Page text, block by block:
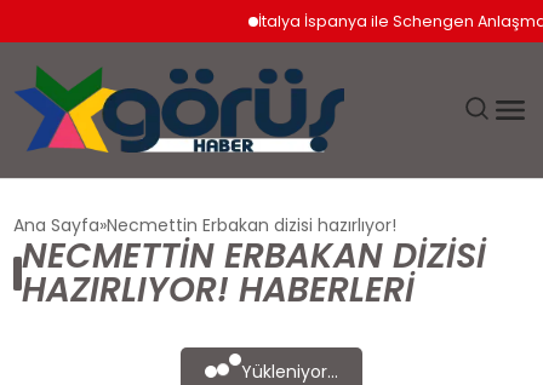
İtalya İspanya ile Schengen
EKONOMI
Ana Sayfa Necmettin Erbakan dizisi hazırlıyor!
NECMETTIN ERBAKAN DIZISI
HAZIRLIYOR! HABERLERI
Yükleniyor...